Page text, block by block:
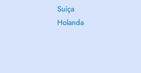
Suíça
Holanda